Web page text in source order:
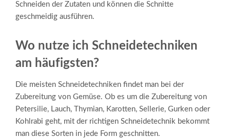
Schneiden der Zutaten und können die Schnitte
geschmeidig ausführen.
Wo nutze ich Schneidetechniken
am häufigsten?
Die meisten Schneidetechniken findet man bei der
Zubereitung von Gemüse. Ob es um die Zubereitung von
Petersilie, Lauch, Thymian, Karotten, Sellerie, Gurken oder
Kohlrabi geht, mit der richtigen Schneidetechnik bekommt
man diese Sorten in jede Form geschnitten.